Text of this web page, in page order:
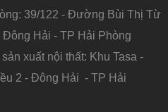
39/122 - Đường Bùi Thị Từ
Đông Hải - TP Hải Phòng
xuất nội thất: Khu Tasa -
2 - Đông Hải - TP Hải